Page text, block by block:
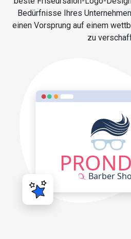
Bedürfnisse Ihres
einen Vorsprung auf einem
zu